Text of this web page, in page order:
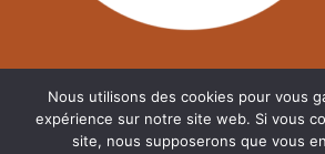
Nous utilisons des cookies pour vous
expérience sur notre site web. Si vous
site, nous supposerons que vous